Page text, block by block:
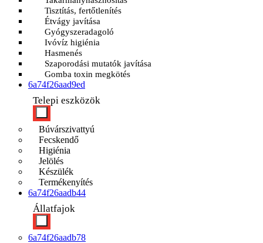
Tisztítás, fertőtlenítés
Étvágy javítása
Gyógyszeradagoló
Ivóvíz higiénia
Hasmenés
Szaporodási mutatók javítása
Gomba toxin megkötés
6a74f26aad9ed
Telepi eszközök
Búvárszivattyú
Fecskendő
Higiénia
Jelölés
Készülék
Termékenyítés
6a74f26aadb44
Állatfajok
6a74f26aadb78